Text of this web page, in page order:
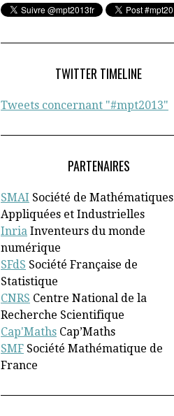
TWITTER TIMELINE
Tweets concernant "#mpt2013"
PARTENAIRES
SMAI Société de Mathématiques
Appliquées et Industrielles
Inria Inventeurs du monde
numérique
SFdS Société Française de
Statistique
CNRS Centre National de la
Recherche Scientifique
Cap'Maths Cap’Maths
SMF Société Mathématique de
France